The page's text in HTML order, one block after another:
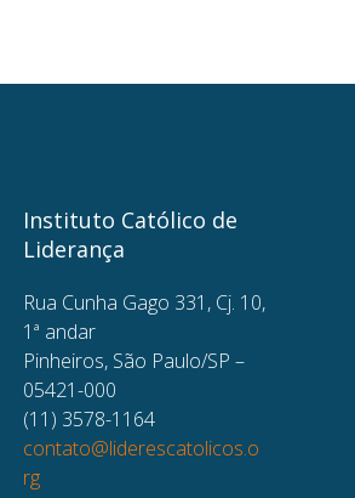
Instituto Católico de
Liderança
Rua Cunha Gago 331, Cj. 10,
1ª andar
Pinheiros, São Paulo/SP –
05421-000
(11) 3578-1164
contato@liderescatolicos.o
rg